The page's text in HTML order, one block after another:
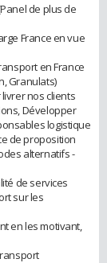
de plus de
France en vue
en France
Granulats)
nos clients
Développer
logistique
de proposition
alternatifs -
de services
sur les
en les motivant,